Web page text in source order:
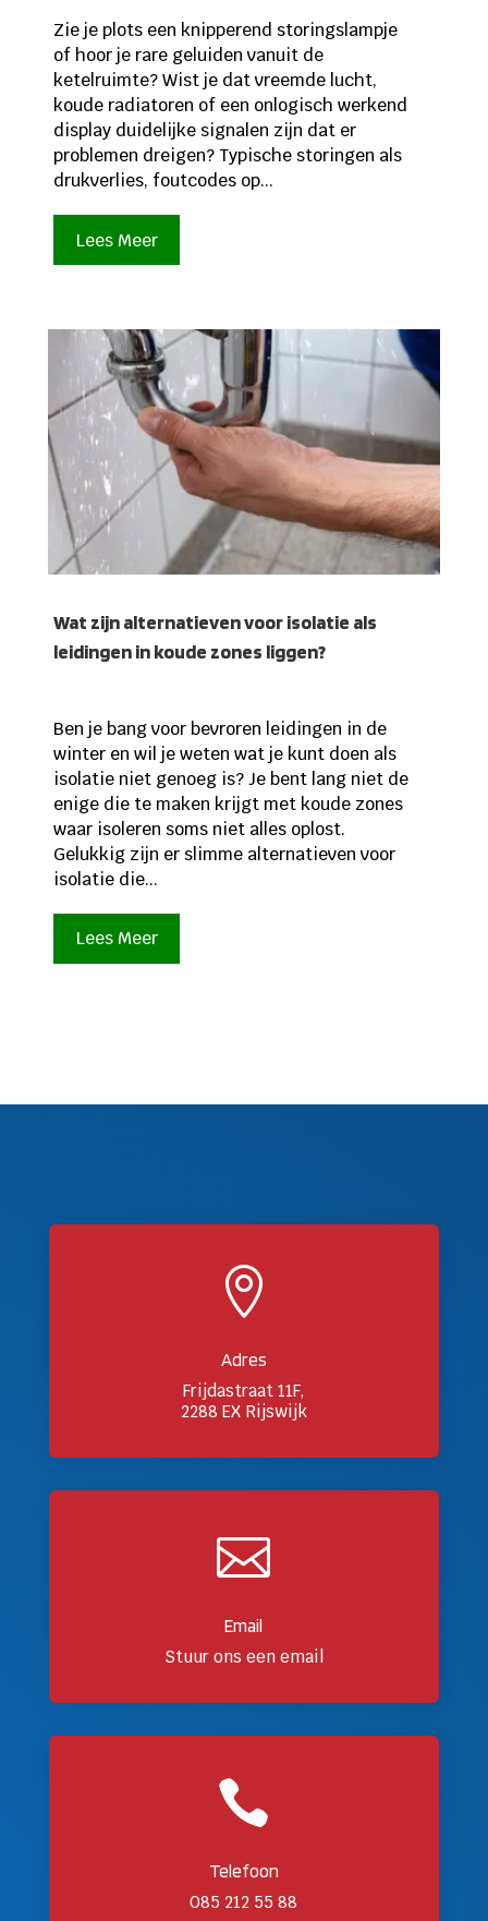
Zie je plots een knipperend storingslampje
of hoor je rare geluiden vanuit de
ketelruimte? Wist je dat vreemde lucht,
koude radiatoren of een onlogisch werkend
display duidelijke signalen zijn dat er
problemen dreigen? Typische storingen als
drukverlies, foutcodes op...
Lees Meer
Wat zijn alternatieven voor isolatie als
leidingen in koude zones liggen?
Ben je bang voor bevroren leidingen in de
winter en wil je weten wat je kunt doen als
isolatie niet genoeg is? Je bent lang niet de
enige die te maken krijgt met koude zones
waar isoleren soms niet alles oplost.
Gelukkig zijn er slimme alternatieven voor
isolatie die...
Lees Meer

Adres
Frijdastraat 11F,
2288 EX Rijswijk

Email
Stuur ons een email

Telefoon
085 212 55 88